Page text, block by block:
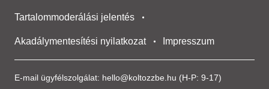
E-mail ügyfélszolgálat: hello@koltozzbe.hu (H-P: 9-17)
Tartalommoderálási jelentés
Akadálymentesítési nyilatkozat Impresszum